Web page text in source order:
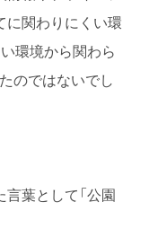
に関わりにくい環
環境から関わら
のではないでし
葉として「公園